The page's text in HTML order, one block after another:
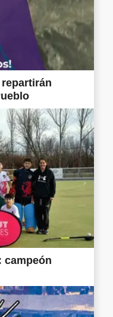
campeón